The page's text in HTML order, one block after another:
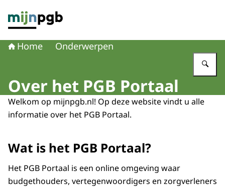
Home Onderwerpen
Over het PGB Portaal
Welkom op mijnpgb.nl! Op deze website vindt u alle
informatie over het PGB Portaal.
Wat is het PGB Portaal?
Het PGB Portaal is een online omgeving waar
budgethouders, vertegenwoordigers en zorgverleners